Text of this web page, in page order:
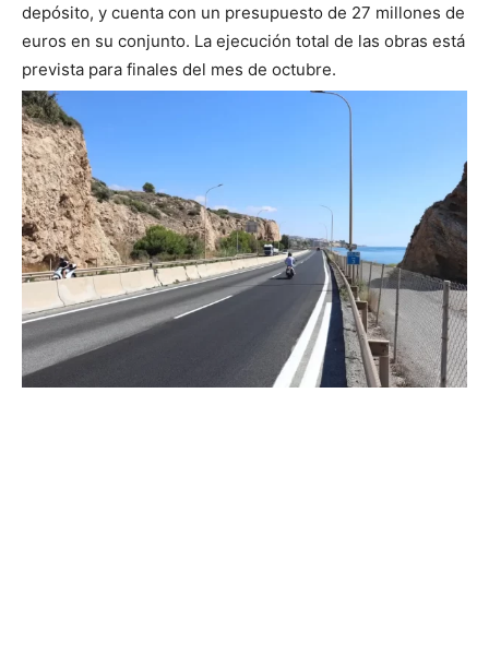
depósito, y cuenta con un presupuesto de 27 millones de
euros en su conjunto. La ejecución total de las obras está
prevista para finales del mes de octubre.